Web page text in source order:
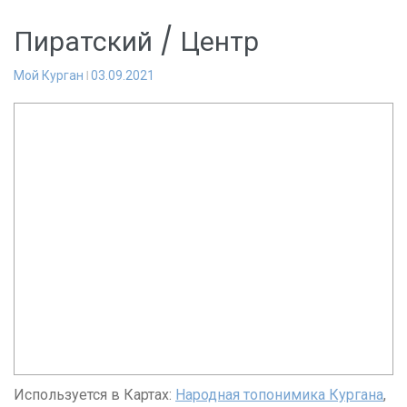
Пиратский / Центр
Мой Курган 03.09.2021
Используется в Картах: Народная топонимика Кургана,